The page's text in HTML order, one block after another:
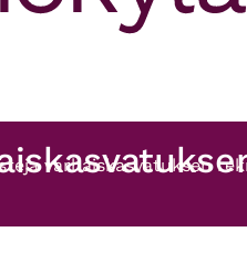
varhaiskasvatuksen